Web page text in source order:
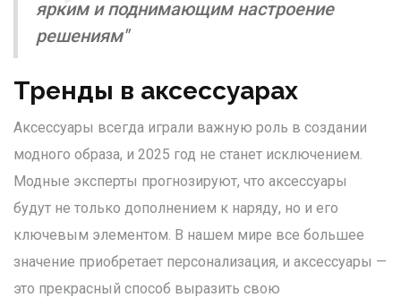
ярким и поднимающим настроение
решениям"
Тренды в аксессуарах
Аксессуары всегда играли важную роль в создании
модного образа, и 2025 год не станет исключением.
Модные эксперты прогнозируют, что аксессуары
будут не только дополнением к наряду, но и его
ключевым элементом. В нашем мире все большее
значение приобретает персонализация, и аксессуары —
это прекрасный способ выразить свою